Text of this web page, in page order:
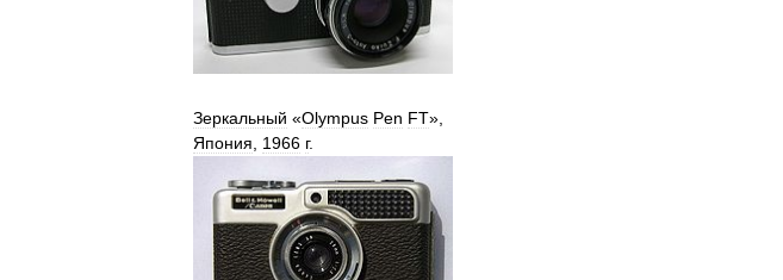
Зеркальный «Olympus Pen FT»,
Япония, 1966 г.